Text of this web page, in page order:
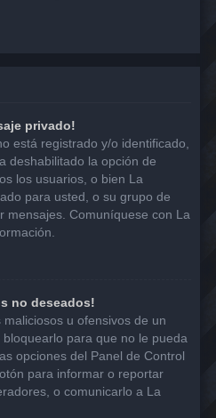
privado!
está registrado y/o identificado,
deshabilitado la opción de
los usuarios, o bien La
para usted, o su grupo de
mensajes. Comuníquese con La
no deseados!
u ofensivos de un
para que no le pueda
opciones del Panel de Control
para informar o reportar
o comunicarlo a La